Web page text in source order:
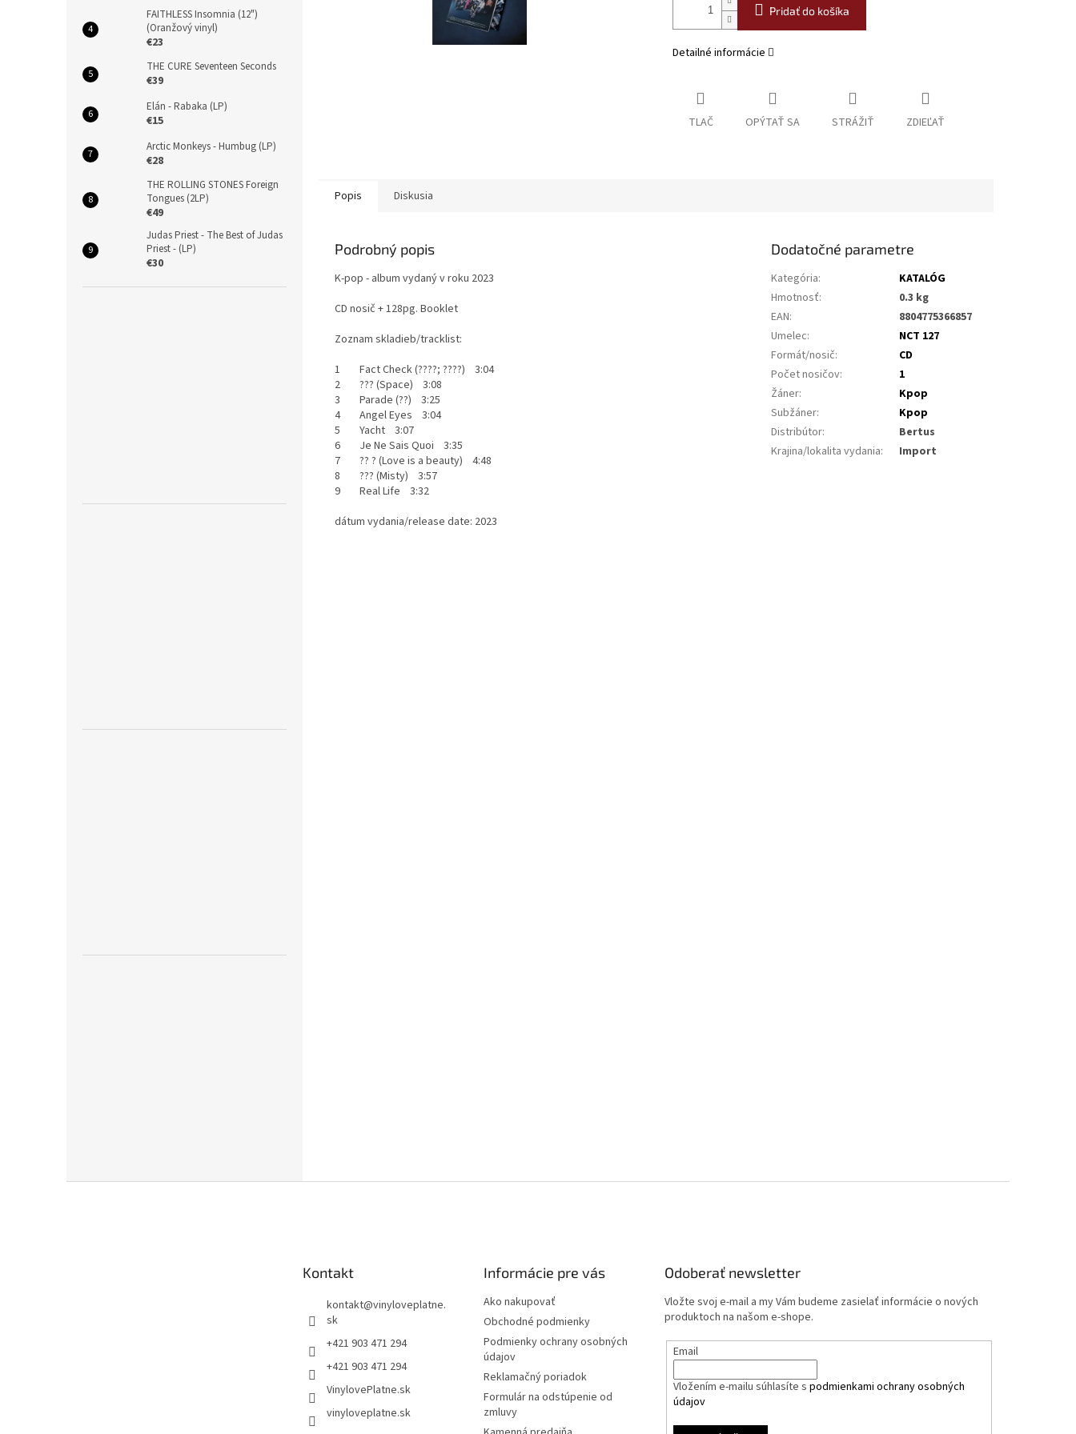
FAITHLESS Insomnia (12")
(Oranžový vinyl)
€23
THE CURE Seventeen Seconds
€39
Elán - Rabaka (LP)
€15
Arctic Monkeys - Humbug (LP)
€28
THE ROLLING STONES Foreign
Tongues (2LP)
€49
Judas Priest - The Best of Judas
Priest - (LP)
€30
Pridať do košíka
Detailné informácie
TLAČ OPÝTAŤ SA STRÁŽIŤ ZDIEĽAŤ
Popis Diskusia
Podrobný popis
K-pop - album vydaný v roku 2023
CD nosič + 128pg. Booklet
Zoznam skladieb/tracklist:
1 Fact Check (????; ????) 3:04
2 ??? (Space) 3:08
3 Parade (??) 3:25
4 Angel Eyes 3:04
5 Yacht 3:07
6 Je Ne Sais Quoi 3:35
7 ?? ? (Love is a beauty) 4:48
8 ??? (Misty) 3:57
9 Real Life 3:32
dátum vydania/release date: 2023
Dodatočné parametre
Kategória:
KATALÓG
Hmotnosť:
0.3 kg
EAN:
8804775366857
Umelec:
NCT 127
Formát/nosič:
CD
Počet nosičov:
1
Žáner:
Kpop
Subžáner:
Kpop
Distribútor:
Bertus
Krajina/lokalita vydania: Import
Kontakt
kontakt@vinyloveplatne.
sk
+421 903 471 294
+421 903 471 294
VinylovePlatne.sk
vinyloveplatne.sk
Informácie pre vás
Ako nakupovať
Obchodné podmienky
Podmienky ochrany osobných
údajov
Reklamačný poriadok
Formulár na odstúpenie od
zmluvy
Odoberať newsletter
Vložte svoj e-mail a my Vám budeme zasielať informácie o nových
produktoch na našom e-shope.
Email
Vložením e-mailu súhlasíte spodmienkami ochrany osobných
údajov